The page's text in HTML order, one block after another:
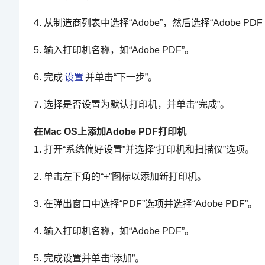
4. 从制造商列表中选择“Adobe”，然后选择“Adobe PDF
5. 输入打印机名称，如“Adobe PDF”。
6. 完成设置 并单击“下一步”。
7. 选择是否设置为默认打印机，并单击“完成”。
在Mac OS上添加Adobe PDF打印机
1. 打开“系统偏好设置”并选择“打印机和扫描仪”选项。
2. 单击左下角的“+”图标以添加新打印机。
3. 在弹出窗口中选择“PDF”选项并选择“Adobe PDF”。
4. 输入打印机名称，如“Adobe PDF”。
5. 完成设置并单击“添加”。